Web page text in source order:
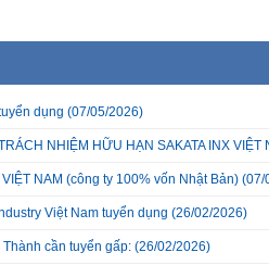
dụng (07/05/2026)
NHIỆM HỮU HẠN SAKATA INX
NAM (công ty 100% vốn Nhật Bản) (07/
Việt Nam tuyển dụng (26/02/2026)
Thành cần tuyển gấp: (26/02/2026)